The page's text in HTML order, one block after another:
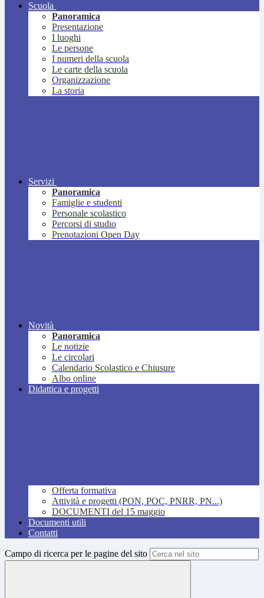
Scuola
Panoramica
Presentazione
I luoghi
Le persone
I numeri della scuola
Le carte della scuola
Organizzazione
La storia
Servizi
Panoramica
Famiglie e studenti
Personale scolastico
Percorsi di studio
Prenotazioni Open Day
Novità
Panoramica
Le notizie
Le circolari
Calendario Scolastico e Chiusure
Albo online
Didattica e progetti
Offerta formativa
Attività e progetti (PON, POC, PNRR, PN...)
DOCUMENTI del 15 maggio
Documenti utili
Contatti
Campo di ricerca per le pagine del sito